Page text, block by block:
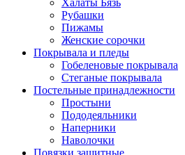
Рубашки
Пижамы
Женские сорочки
Покрывала и пледы
Гобеленовые покрывала
Стеганые покрывала
Постельные принадлежности
Простыни
Пододеяльники
Наперники
Наволочки
Повязки защитные